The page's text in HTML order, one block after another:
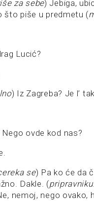
za sebe) Jebiga,
što piše u predmetu (
Lucić?
) Iz Zagreba? Je l’
Nego ovde kod nas?
se) Pa ko će da
Dakle. (
nemoj, nego ovako,